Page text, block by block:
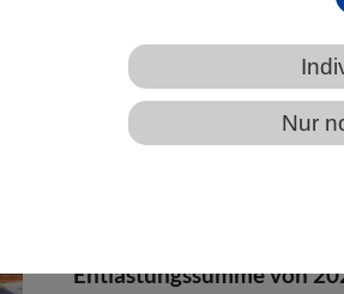
Nur
aus freigewordenen
gemeldet. Damit liegt
Entlastungssumme von